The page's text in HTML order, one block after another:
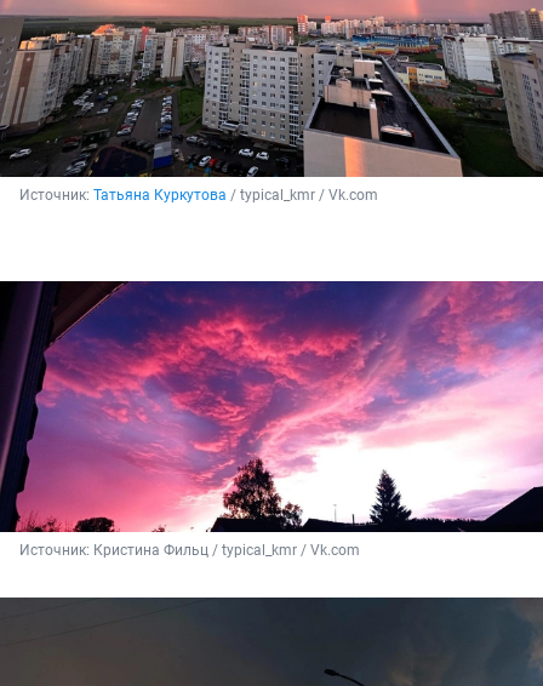
Источник: Татьяна Куркутова / typical_kmr / Vk.com
Источник: Кристина Фильц / typical_kmr / Vk.com